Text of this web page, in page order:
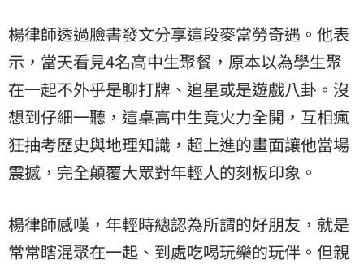
楊律師透過臉書發文分享這段麥當勞奇遇。他表
示，當天看見4名高中生聚餐，原本以為學生聚
在一起不外乎是聊打牌、追星或是遊戲八卦。沒
想到仔細一聽，這桌高中生竟火力全開，互相瘋
狂抽考歷史與地理知識，超上進的畫面讓他當場
震撼，完全顛覆大眾對年輕人的刻板印象。
楊律師感嘆，年輕時總認為所謂的好朋友，就是
常常瞎混聚在一起、到處吃喝玩樂的玩伴。但親